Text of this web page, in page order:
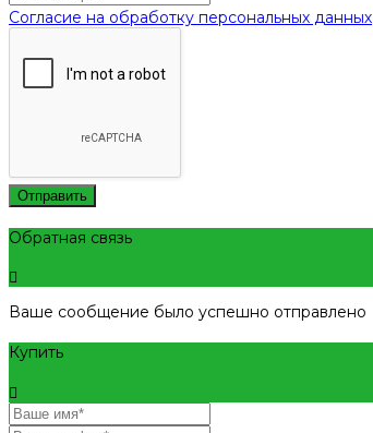
Согласие на обработку персональных данных
Отправить
Обратная связь
Ваше сообщение было успешно отправлено
Купить